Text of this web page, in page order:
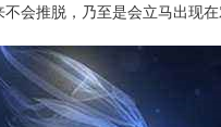
会推脱，乃至是会立马出现